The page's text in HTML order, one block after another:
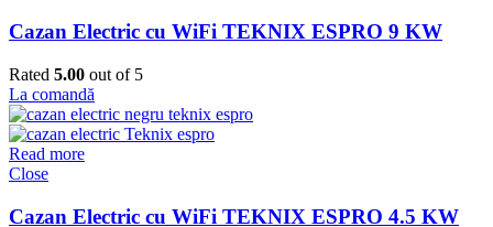
Cazan Electric cu WiFi TEKNIX ESPRO 9 KW
Rated 5.00 out of 5
La comandă
Read more
Close
Cazan Electric cu WiFi TEKNIX ESPRO 4.5 KW